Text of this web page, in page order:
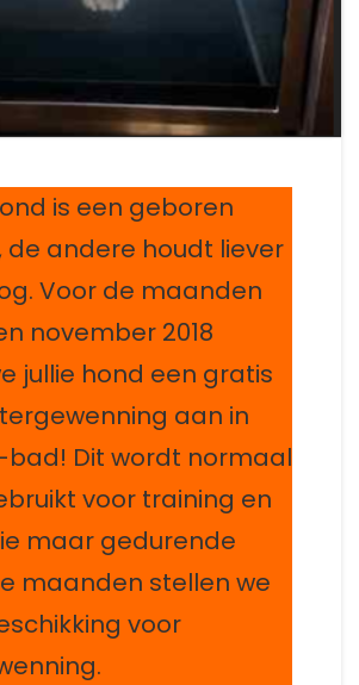
is een geboren
andere houdt liever
Voor de maanden
november 2018
jullie hond een gratis
aan in
bad! Dit wordt normaal
voor training en
maar gedurende
maanden stellen we
voor